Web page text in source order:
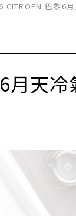
CITROEN 巴黎6
月天冷